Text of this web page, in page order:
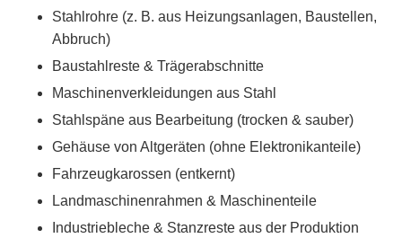
Stahlrohre (z. B. aus Heizungsanlagen, Baustellen,
Abbruch)
Baustahlreste & Trägerabschnitte
Maschinenverkleidungen aus Stahl
Stahlspäne aus Bearbeitung (trocken & sauber)
Gehäuse von Altgeräten (ohne Elektronikanteile)
Fahrzeugkarossen (entkernt)
Landmaschinenrahmen & Maschinenteile
Industriebleche & Stanzreste aus der Produktion